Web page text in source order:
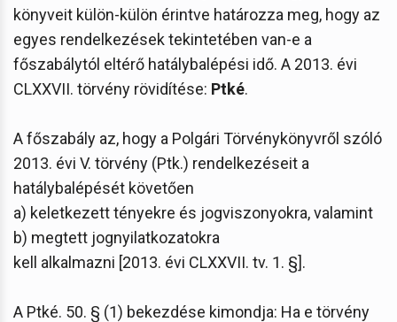
könyveit külön-külön érintve határozza meg, hogy az
egyes rendelkezések tekintetében van-e a
főszabálytól eltérő hatálybalépési idő. A 2013. évi
CLXXVII. törvény rövidítése: Ptké.
A főszabály az, hogy a Polgári Törvénykönyvről szóló
2013. évi V. törvény (Ptk.) rendelkezéseit a
hatálybalépését követően
a) keletkezett tényekre és jogviszonyokra, valamint
b) megtett jognyilatkozatokra
kell alkalmazni [2013. évi CLXXVII. tv. 1. §].
A Ptké. 50. § (1) bekezdése kimondja: Ha e törvény